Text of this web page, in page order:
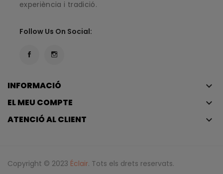
experiència i tradició.
Follow Us On Social:
INFORMACIÓ keyboard_arrow_down
EL MEU COMPTE keyboard_arrow_down
ATENCIÓ AL CLIENT keyboard_arrow_down
Copyright © 2023 Éclair. Tots els drets reservats.